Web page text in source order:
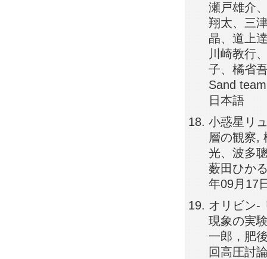
瀬戸雄介
翔太、三
晶、道上
川崎教行
子、橘省
Sand
日本語
小惑星リ
層の観察,
光、波多
薮田ひか
年09月17
オリビン-
現象の実
一郎，肥
回高圧討